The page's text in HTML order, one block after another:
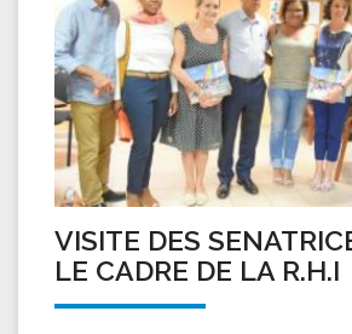
VISITE DES
LE CADRE DE LA R.H.I